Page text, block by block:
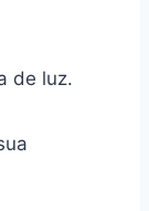
de luz.